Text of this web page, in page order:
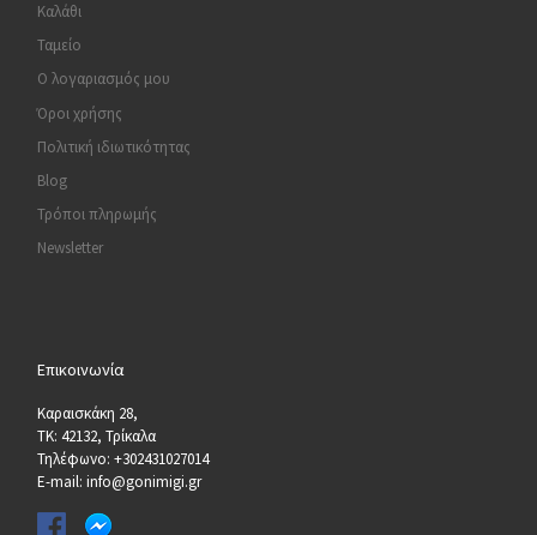
Καλάθι
Ταμείο
Ο λογαριασμός μου
Όροι χρήσης
Πολιτική ιδιωτικότητας
Blog
Τρόποι πληρωμής
Newsletter
Επικοινωνία
Καραισκάκη 28,
ΤΚ: 42132, Τρίκαλα
Τηλέφωνο: +302431027014
E-mail: info@gonimigi.gr